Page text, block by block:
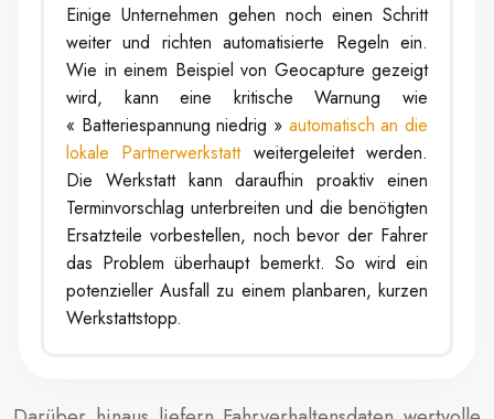
Einige Unternehmen gehen noch einen Schritt
weiter und richten automatisierte Regeln ein.
Wie in einem Beispiel von Geocapture gezeigt
wird, kann eine kritische Warnung wie
« Batteriespannung niedrig » automatisch an die
lokale Partnerwerkstattweitergeleitet werden.
Die Werkstatt kann daraufhin proaktiv einen
Terminvorschlag unterbreiten und die benötigten
Ersatzteile vorbestellen, noch bevor der Fahrer
das Problem überhaupt bemerkt. So wird ein
potenzieller Ausfall zu einem planbaren, kurzen
Werkstattstopp.